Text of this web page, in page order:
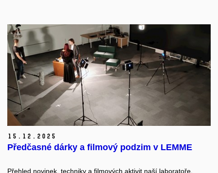
15. 12. 2025
Předčasné dárky a filmový podzim v LEMME
Přehled novinek, techniky a filmových aktivit naší laboratoře.